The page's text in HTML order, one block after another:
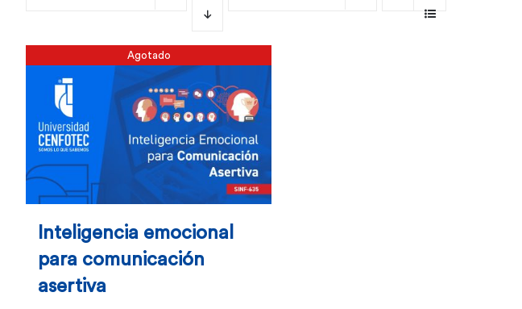
Agotado
Inteligencia emocional
para comunicación
asertiva